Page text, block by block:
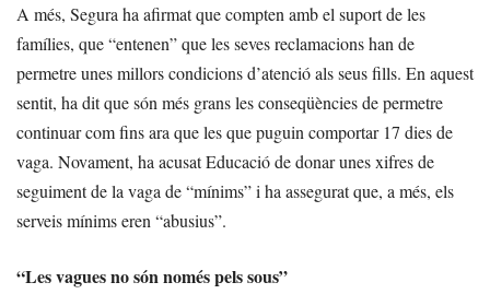
A més, Segura ha afirmat que compten amb el suport de les
famílies, que “entenen” que les seves reclamacions han de
permetre unes millors condicions d’atenció als seus fills. En aquest
sentit, ha dit que són més grans les conseqüències de permetre
continuar com fins ara que les que puguin comportar 17 dies de
vaga. Novament, ha acusat Educació de donar unes xifres de
seguiment de la vaga de “mínims” i ha assegurat que, a més, els
serveis mínims eren “abusius”.
“Les vagues no són només pels sous”